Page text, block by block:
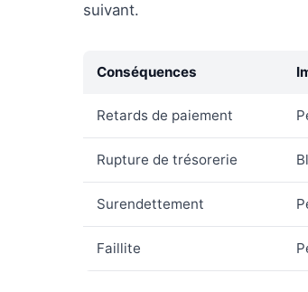
suivant.
Conséquences
Retards de paiement
Rupture de trésorerie
Surendettement
Faillite